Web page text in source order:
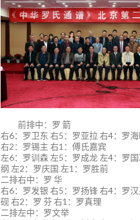
前排中：罗 箭
右6：罗卫东 右5：罗亚拉 右4：罗
右2：罗锡主 右1：傅氏嘉宾
左6：罗训森 左5：罗成龙 左4：罗
纲 左2：罗庆国 左1：罗胜前
二排右中：罗 华
右6：罗发银 右5：罗扬锋 右4：罗
砚 右2：罗 芬 右1：罗真理
二排左中：罗文举